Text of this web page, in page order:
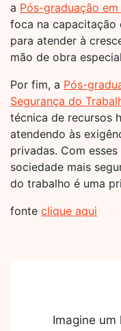
a Pós-graduação
foca na capacitação
para atender à
mão de obra
Por fim, a Pós-
Segurança do
técnica de recursos
atendendo às
privadas. Com
sociedade mais
do trabalho é uma
fonte clique aqui
Imagine